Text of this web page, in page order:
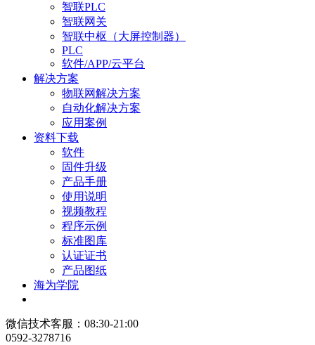
智联PLC
智联网关
智联中枢（大屏控制器）
PLC
软件/APP/云平台
解决方案
物联网解决方案
自动化解决方案
应用案例
资料下载
软件
固件升级
产品手册
使用说明
视频教程
程序示例
标准图库
认证证书
产品图纸
海为学院
微信技术客服：08:30-21:00
0592-3278716